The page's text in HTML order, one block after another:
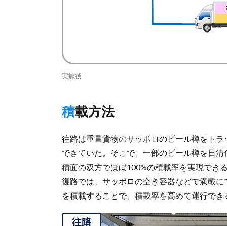
実施後
積載方法
往路は重量貨物のサッポロのビール樽をト
できていた。そこで、一部のビール樽を日
積面の双方でほぼ100%の積載率を実現でき
復路では、サッポロの空き容器などで満載
を積載することで、積載率を高めて運行でき